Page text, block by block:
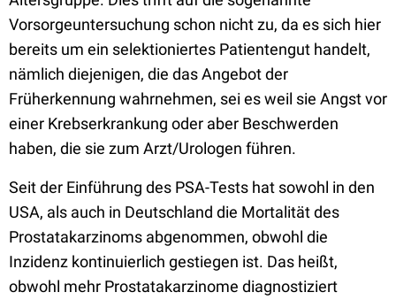
Vorsorgeuntersuchung schon nicht zu, da es sich hier
bereits um ein selektioniertes Patientengut handelt,
nämlich diejenigen, die das Angebot der
Früherkennung wahrnehmen, sei es weil sie Angst vor
einer Krebserkrankung oder aber Beschwerden
haben, die sie zum Arzt/Urologen führen.
Seit der Einführung des PSA-Tests hat sowohl in den
USA, als auch in Deutschland die Mortalität des
Prostatakarzinoms abgenommen, obwohl die
Inzidenz kontinuierlich gestiegen ist. Das heißt,
obwohl mehr Prostatakarzinome diagnostiziert